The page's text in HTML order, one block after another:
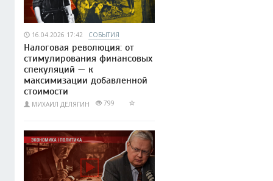
16.04.2026 17:42 СОБЫТИЯ
Налоговая революция: от
стимулирования финансовых
спекуляций — к
максимизации добавленной
стоимости
МИХАИЛ ДЕЛЯГИН 799